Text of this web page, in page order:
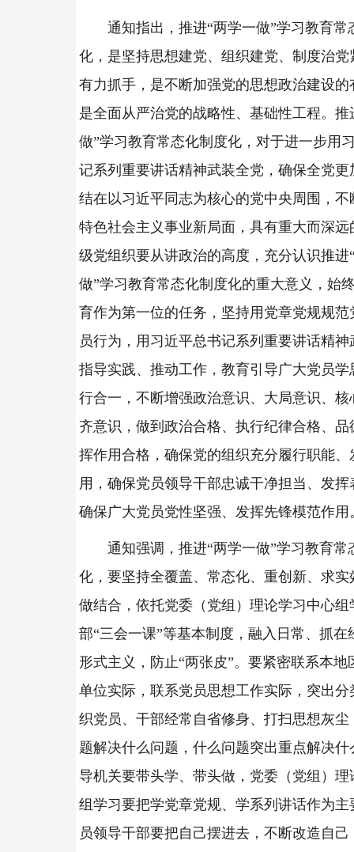
通知指出，推进“两学一做”学习教育常
化，是坚持思想建党、组织建党、制度治党
有力抓手，是不断加强党的思想政治建设的
是全面从严治党的战略性、基础性工程。推
做”学习教育常态化制度化，对于进一步用
记系列重要讲话精神武装全党，确保全党更
结在以习近平同志为核心的党中央周围，不
特色社会主义事业新局面，具有重大而深远
级党组织要从讲政治的高度，充分认识推进
做”学习教育常态化制度化的重大意义，始
育作为第一位的任务，坚持用党章党规规范
员行为，用习近平总书记系列重要讲话精
指导实践、推动工作，教育引导广大党员学
行合一，不断增强政治意识、大局意识、核
齐意识，做到政治合格、执行纪律合格、品
挥作用合格，确保党的组织充分履行职能、
用，确保党员领导干部忠诚干净担当、发挥
确保广大党员党性坚强、发挥先锋模范作用
通知强调，推进“两学一做”学习教育常
化，要坚持全覆盖、常态化、重创新、求实
做结合，依托党委（党组）理论学习中心组
部“三会一课”等基本制度，融入日常、抓在
形式主义，防止“两张皮”。要紧密联系本地
单位实际，联系党员思想工作实际，突出分
织党员、干部经常自省修身、打扫思想灰尘
题解决什么问题，什么问题突出重点解决什
导机关要带头学、带头做，党委（党组）理
组学习要把学党章党规、学系列讲话作为主
员领导干部要把自己摆进去，不断改造自